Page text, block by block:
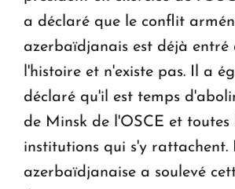
a déclaré que le conflit
azerbaïdjanais est déjà entré
l'histoire et n'existe pas. Il a
déclaré qu'il est temps
de Minsk de l'OSCE et toutes
institutions qui s'y
azerbaïdjanaise a soulevé